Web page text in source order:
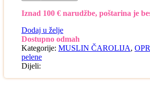
Iznad 100 € narudžbe, poštarina je
Dodaj u želje
Dostupno odmah
Kategorije: MUSLIN ČAROLIJA,
pelene
Dijeli: